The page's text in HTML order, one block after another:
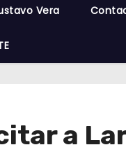
Vera
a